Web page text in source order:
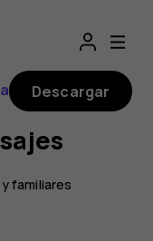
Descargar
familiares